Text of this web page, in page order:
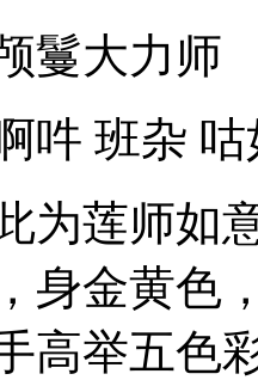
鬘大力师
吽 班杂
为莲师如
身金黄色
高举五色